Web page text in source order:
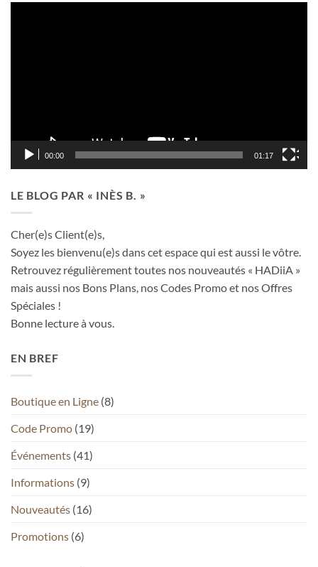
00:00 01:17
LE BLOG PAR « INÈS B. »
Cher(e)s Client(e)s,
Soyez les bienvenu(e)s dans cet espace qui est aussi le vôtre.
Retrouvez régulièrement toutes nos nouveautés « HADiiA »
mais aussi nos Bons Plans, nos Codes Promo et nos Offres
Spéciales !
Bonne lecture à vous.
EN BREF
Boutique en Ligne (8)
Code Promo (19)
Événements (41)
Informations (9)
Nouveautés (16)
Promotions (6)